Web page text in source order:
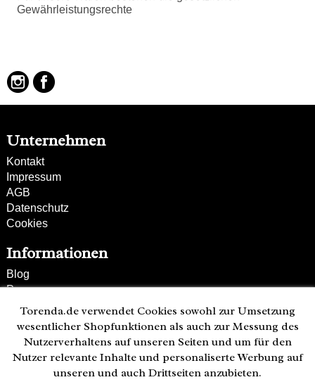
Gewährleistungsrechte
Unternehmen
Kontakt
Impressum
AGB
Datenschutz
Cookies
Informationen
Blog
Presse
Partner
Versand und Zahlung
Bestellung wiederrufen
Kunden-Hotline
Torenda.de verwendet Cookies sowohl zur Umsetzung
wesentlicher Shopfunktionen als auch zur Messung des
Nutzerverhaltens auf unseren Seiten und um für den
Nutzer relevante Inhalte und personaliserte Werbung auf
unseren und auch Drittseiten anzubieten.